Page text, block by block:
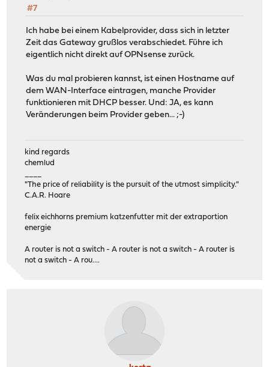
#7
Ich habe bei einem Kabelprovider, dass sich in letzter
Zeit das Gateway grußlos verabschiedet. Führe ich
eigentlich nicht direkt auf OPNsense zurück.
Was du mal probieren kannst, ist einen Hostname auf
dem WAN-Interface eintragen, manche Provider
funktionieren mit DHCP besser. Und: JA, es kann
Veränderungen beim Provider geben... ;-)
kind regards
chemlud
"The price of reliability is the pursuit of the utmost simplicity."
C.A.R. Hoare
felix eichhorns premium katzenfutter mit der extraportion
energie
A router is not a switch - A router is not a switch - A router is
not a switch - A rou....